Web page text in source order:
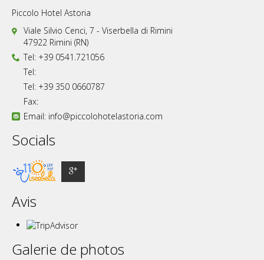
Piccolo Hotel Astoria
Viale Silvio Cenci, 7 - Viserbella di Rimini
47922 Rimini (RN)
Tel: +39 0541.721056
Tel:
Tel: +39 350 0660787
Fax:
Email: info@piccolohotelastoria.com
Socials
Avis
Galerie de photos